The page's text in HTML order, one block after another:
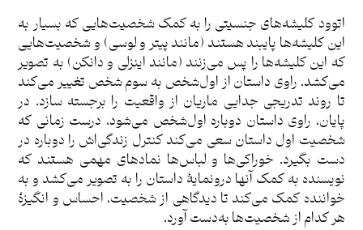
اتوود کلیشه‌های جنسیتی را به کمک شخصیت‌هایی که بسیار به
این کلیشه‌ها پایبند هستند (مانند پیتر و لوسی) و شخصیت‌هایی
که این کلیشه‌ها را پس می‌زنند (مانند اینزلی و دانکن) به تصویر
می‌کشد. راوی داستان از اول‌شخص به سوم‌ شخص تغییر می‌کند
تا روند تدریجی جدایی ماریان از واقعیت را برجسته سازد. در
پایان، راوی داستان دوباره اول‌شخص می‌شود، درست زمانی که
شخصیت اول داستان سعی می‌کند کنترل زندگی‌اش را دوباره در
دست بگیرد. خوراکی‌ها و لباس‌ها نمادهای مهمی هستند که
نویسنده به کمک آنها درونمایۀ داستان را به تصویر می‌کشد و به
خواننده کمک می‌کند تا دیدگاهی از شخصیت، احساس و انگیزۀ
هر کدام از شخصیت‌ها به‌دست آورد.